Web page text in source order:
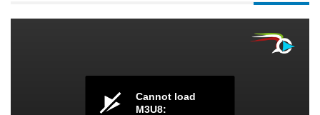
Cannot load
M3U8: